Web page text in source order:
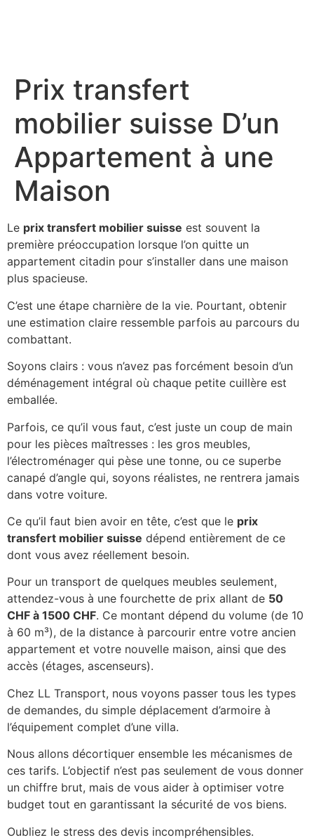
Prix transfert
mobilier suisse D’un
Appartement à une
Maison
Le prix transfert mobilier suisse est souvent la
première préoccupation lorsque l’on quitte un
appartement citadin pour s’installer dans une maison
plus spacieuse.
C’est une étape charnière de la vie. Pourtant, obtenir
une estimation claire ressemble parfois au parcours du
combattant.
Soyons clairs : vous n’avez pas forcément besoin d’un
déménagement intégral où chaque petite cuillère est
emballée.
Parfois, ce qu’il vous faut, c’est juste un coup de main
pour les pièces maîtresses : les gros meubles,
l’électroménager qui pèse une tonne, ou ce superbe
canapé d’angle qui, soyons réalistes, ne rentrera jamais
dans votre voiture.
Ce qu’il faut bien avoir en tête, c’est que le prix
transfert mobilier suisse dépend entièrement de ce
dont vous avez réellement besoin.
Pour un transport de quelques meubles seulement,
attendez-vous à une fourchette de prix allant de 50
CHF à 1500 CHF. Ce montant dépend du volume (de 10
à 60 m³), de la distance à parcourir entre votre ancien
appartement et votre nouvelle maison, ainsi que des
accès (étages, ascenseurs).
Chez LL Transport, nous voyons passer tous les types
de demandes, du simple déplacement d’armoire à
l’équipement complet d’une villa.
Nous allons décortiquer ensemble les mécanismes de
ces tarifs. L’objectif n’est pas seulement de vous donner
un chiffre brut, mais de vous aider à optimiser votre
budget tout en garantissant la sécurité de vos biens.
Oubliez le stress des devis incompréhensibles.